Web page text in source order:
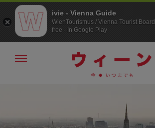
メ
非
ivie - Vienna Guide
WienTourismus / Vienna Tourist Board
free - In Google Play